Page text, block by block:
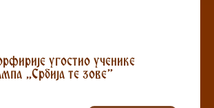
угостио ученике
„Србија те зове”